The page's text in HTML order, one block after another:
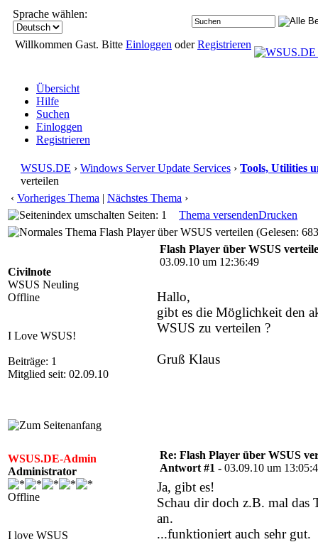
Sprache wählen:
Willkommen Gast. Bitte Einloggen oderRegistrieren
Übersicht
Hilfe
Suchen
Einloggen
Registrieren
WSUS.DE › Windows Server Update Services › Tools, Utilities
verteilen
‹ Vorheriges Thema | Nächstes Thema ›
Seiten: 1
Thema versendenDrucken
Flash Player über WSUS verteilen (Gelesen:
Civilnote
WSUS Neuling
Offline
I Love WSUS!
Beiträge: 1
Mitglied seit: 02.09.10
Flash Player über WSUS
03.09.10 um 12:36:49
Hallo,
gibt es die Möglichkeit den
WSUS zu verteilen ?
Gruß Klaus
WSUS.DE-Admin
Administrator
Offline
I love WSUS
Re: Flash Player über WSUS
Antwort #1 - 03.09.10 um
Ja, gibt es!
Schau dir doch z.B. mal
an.
...funktioniert auch sehr gut.